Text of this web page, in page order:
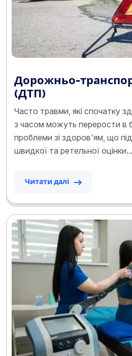
Дорожньо-
(ДТП)
Часто травми, які спочатку
з часом можуть перерости в
проблеми зі здоров'ям, що
швидкої та ретельної оцінки...
Читати далі